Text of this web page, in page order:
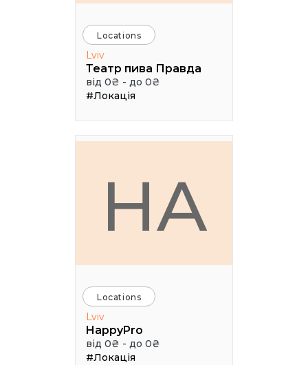
Locations
Lviv
Театр пива Правда
від 0₴ - до 0₴
#Локація
HA
Locations
Lviv
HappyPro
від 0₴ - до 0₴
#Локація